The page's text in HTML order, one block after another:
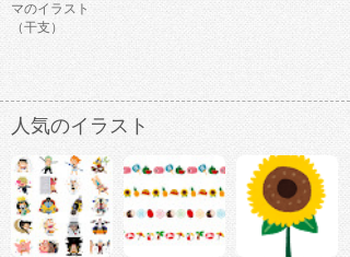
マのイラスト
（干支）
人気のイラスト